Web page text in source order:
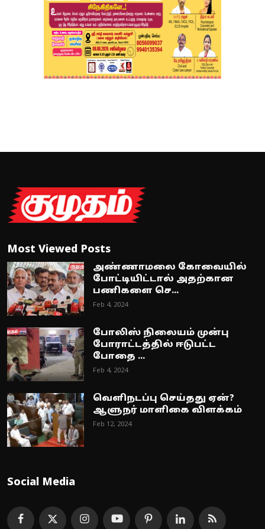
Most Viewed Posts
அண்ணாமலை கோவையில்
போட்டியிட்டால் அதற்கான
பணிகளை செ...
Feb 4, 2024
போலிஸ் நிலையம் முன்பு
போராட்டத்தில் ஈடுபட்ட
போதை ...
Feb 4, 2024
வெளிநடப்பு செய்தது ஏன்?
ஆளுநர் மாளிகை விளக்கம்
Feb 12, 2024
Social Media